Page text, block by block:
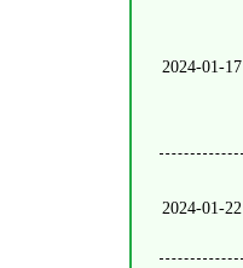
2024-01-17
2024-01-22